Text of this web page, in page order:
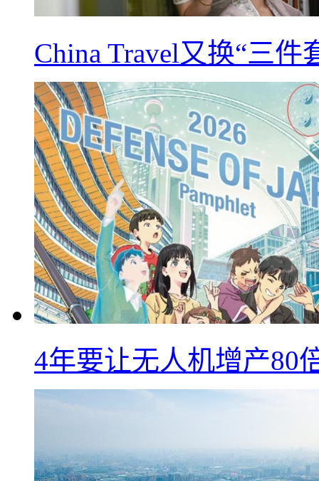
China Travel又换“三
4年要让无人机增产80